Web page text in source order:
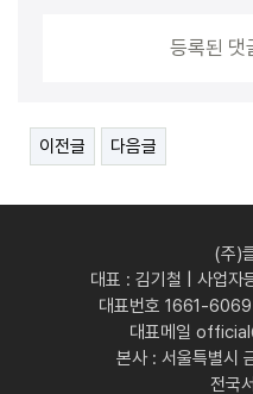
등록된 댓
이전글 다음글
(주)
대표 : 김기철 | 사업
대표번호 1661-
대표메일
본사 : 서울특별시
전국